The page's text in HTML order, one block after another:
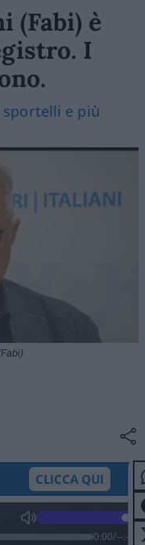
(Fabi) è
I
sportelli e più
CLICCA QUI
0:00/--:--